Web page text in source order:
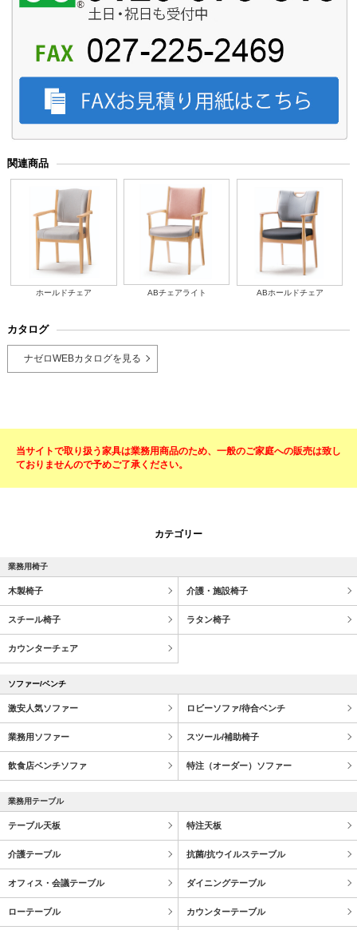
関連商品
ホールドチェア ABチェアライト ABホールドチェア
カタログ
ナゼロWEBカタログを見る
当サイトで取り扱う家具は業務用商品のため、一般のご家庭への販売は致し
ておりませんので予めご了承ください。
カテゴリー
業務用椅子
木製椅子 介護・施設椅子
スチール椅子 ラタン椅子
カウンターチェア
ソファー/ベンチ
激安人気ソファー ロビーソファ/待合ベンチ
業務用ソファー スツール/補助椅子
飲食店ベンチソファ 特注（オーダー）ソファー
業務用テーブル
テーブル天板 特注天板
介護テーブル 抗菌/抗ウイルステーブル
オフィス・会議テーブル ダイニングテーブル
ローテーブル カウンターテーブル